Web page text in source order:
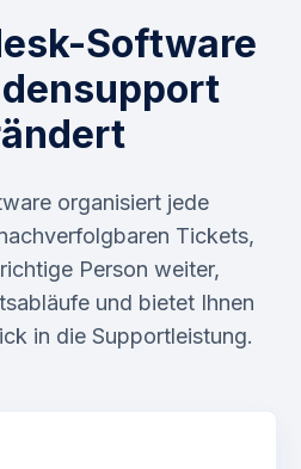
Software
organisiert jede
Tickets,
Person weiter,
und bietet Ihnen
in die Supportleistung.